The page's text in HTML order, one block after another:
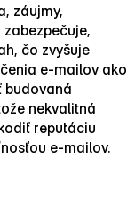
záujmy,
čo zvyšuje
e‑mailov ako
budovaná
nekvalitná
reputáciu
e‑mailov.